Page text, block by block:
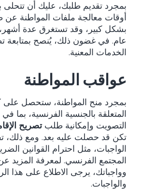
بمجرد تقديم طلبك، عليك أن تتحلى
أوقات معالجة ملفات المواطنة عن
بشكل كبير، وقد تستغرق عدة
عام. في غضون ذلك، يُنصح بمتابعة
الخدمات المعنية.
عواقب المواطنة
بمجرد منح المواطنة، ستحصل على
المتعلقة بالجنسية الفرنسية، بما
التصويت وإمكانية طلبتصريح
تكن قد حصلت عليه بعد. ومع ذلك،
الواجبات، مثل احترام القوانين
المجتمع الفرنسي. لمعرفة المزيد
وواجباتك، يرجى الاطلاع على هذا
والواجبات.